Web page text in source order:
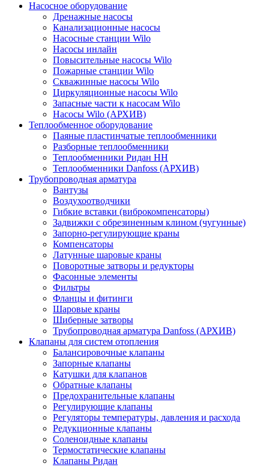
Насосное оборудование
Дренажные насосы
Канализационные насосы
Насосные станции Wilo
Насосы инлайн
Повысительные насосы Wilo
Пожарные станции Wilo
Скважинные насосы Wilo
Циркуляционные насосы Wilo
Запасные части к насосам Wilo
Насосы Wilo (АРХИВ)
Теплообменное оборудование
Паяные пластинчатые теплообменники
Разборные теплообменники
Теплообменники Ридан НН
Теплообменники Danfoss (АРХИВ)
Трубопроводная арматура
Вантузы
Воздухоотводчики
Гибкие вставки (виброкомпенсаторы)
Задвижки с обрезиненным клином (чугунные)
Запорно-регулирующие краны
Компенсаторы
Латунные шаровые краны
Поворотные затворы и редукторы
Фасонные элементы
Фильтры
Фланцы и фитинги
Шаровые краны
Шиберные затворы
Трубопроводная арматура Danfoss (АРХИВ)
Клапаны для систем отопления
Балансировочные клапаны
Запорные клапаны
Катушки для клапанов
Обратные клапаны
Предохранительные клапаны
Регулирующие клапаны
Регуляторы температуры, давления и расхода
Редукционные клапаны
Соленоидные клапаны
Термостатические клапаны
Клапаны Ридан